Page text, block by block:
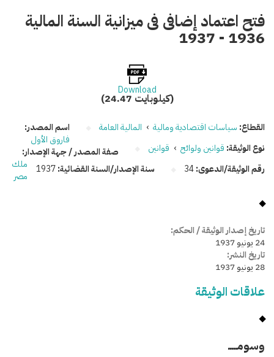
فتح اعتماد إضافى فى ميزانية السنة المالية
1936 - 1937
Download
(24.47 كيلوبايت)
القطاع: سياسات اقتصادية ومالية › المالية العامة
نوع الوثيقة: قوانين ولوائح › قوانين
رقم الوثيقة/الدعوى:34 سنة الإصدار/السنة القضائية:1937
اسم المصدر:
فاروق الأول
صفة المصدر / جهة الإصدار:
ملك
مصر
تاريخ إصدار الوثيقة / الحكم:
24 يونيو 1937
تاريخ النشر:
28 يونيو 1937
علاقات الوثيقة
وسومـــــ